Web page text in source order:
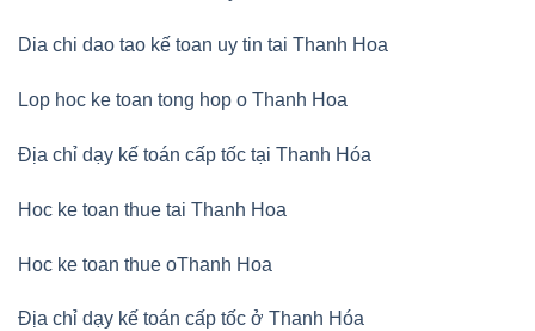
Dia chi dao tao kế toan uy tin tai Thanh Hoa
Lop hoc ke toan tong hop o Thanh Hoa
Địa chỉ dạy kế toán cấp tốc tại Thanh Hóa
Hoc ke toan thue tai Thanh Hoa
Hoc ke toan thue oThanh Hoa
Địa chỉ dạy kế toán cấp tốc ở Thanh Hóa